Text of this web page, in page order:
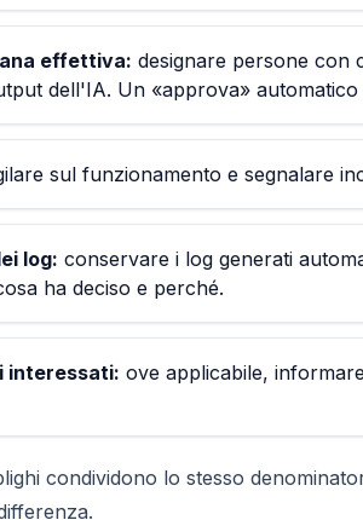
effettiva: designare persone con
dell'IA. Un «approva» automatico
sul funzionamento e segnalare
log: conservare i log generati
ha deciso e perché.
interessati: ove applicabile,
condividono lo stesso